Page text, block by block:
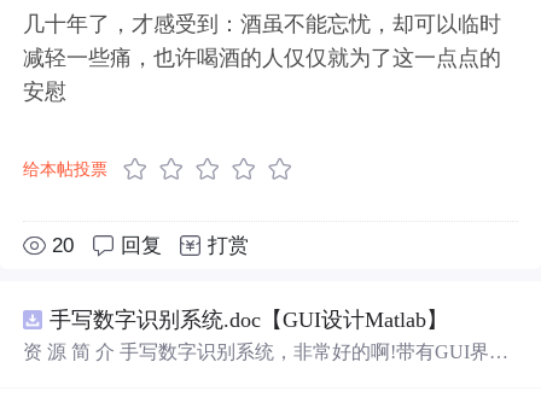
几十年了，才感受到：酒虽不能忘忧，却可以临时
减轻一些痛，也许喝酒的人仅仅就为了这一点点的
安慰
给本帖投票
20 回复 打赏
手写数字识别系统.doc【GUI设计Matlab】
资 源 简 介 手写数字识别系统，非常好的啊!带有GUI界